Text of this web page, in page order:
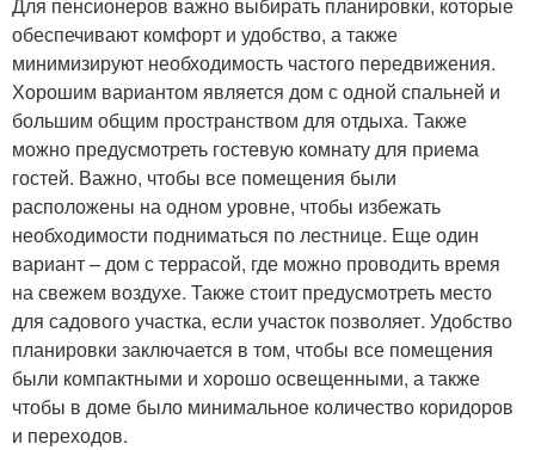
обеспечивают комфорт и удобство, а также
минимизируют необходимость частого передвижения.
Хорошим вариантом является дом с одной спальней и
большим общим пространством для отдыха. Также
можно предусмотреть гостевую комнату для приема
гостей. Важно, чтобы все помещения были
расположены на одном уровне, чтобы избежать
необходимости подниматься по лестнице. Еще один
вариант – дом с террасой, где можно проводить время
на свежем воздухе. Также стоит предусмотреть место
для садового участка, если участок позволяет. Удобство
планировки заключается в том, чтобы все помещения
были компактными и хорошо освещенными, а также
чтобы в доме было минимальное количество коридоров
и переходов.